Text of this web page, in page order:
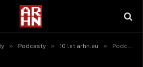
» Podcasty » 10 lat arhn.eu » Podcast 10 lat arhn.eu #1: Grem